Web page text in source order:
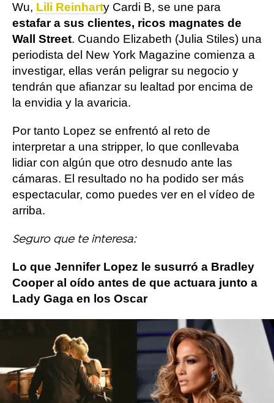
Wu, Lili Reinharty Cardi B, se une para
estafar a sus clientes, ricos magnates de
Wall Street. Cuando Elizabeth (Julia Stiles) una
periodista del New York Magazine comienza a
investigar, ellas verán peligrar su negocio y
tendrán que afianzar su lealtad por encima de
la envidia y la avaricia.
Por tanto Lopez se enfrentó al reto de
interpretar a una stripper, lo que conllevaba
lidiar con algún que otro desnudo ante las
cámaras. El resultado no ha podido ser más
espectacular, como puedes ver en el vídeo de
arriba.
Seguro que te interesa:
Lo que Jennifer Lopez le susurró a Bradley
Cooper al oído antes de que actuara junto a
Lady Gaga en los Oscar
Más sobre este tema:
Cardi B Lili Reinhart jennifer lopez